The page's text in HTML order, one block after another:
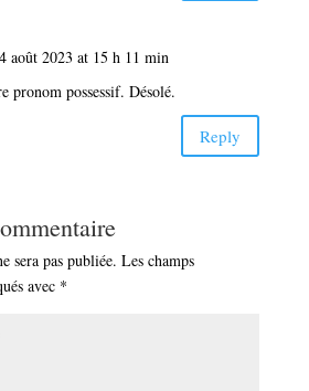
août 2023 at 15 h 11 min
pronom possessif. Désolé.
Reply
sera pas publiée. Les champs
avec *